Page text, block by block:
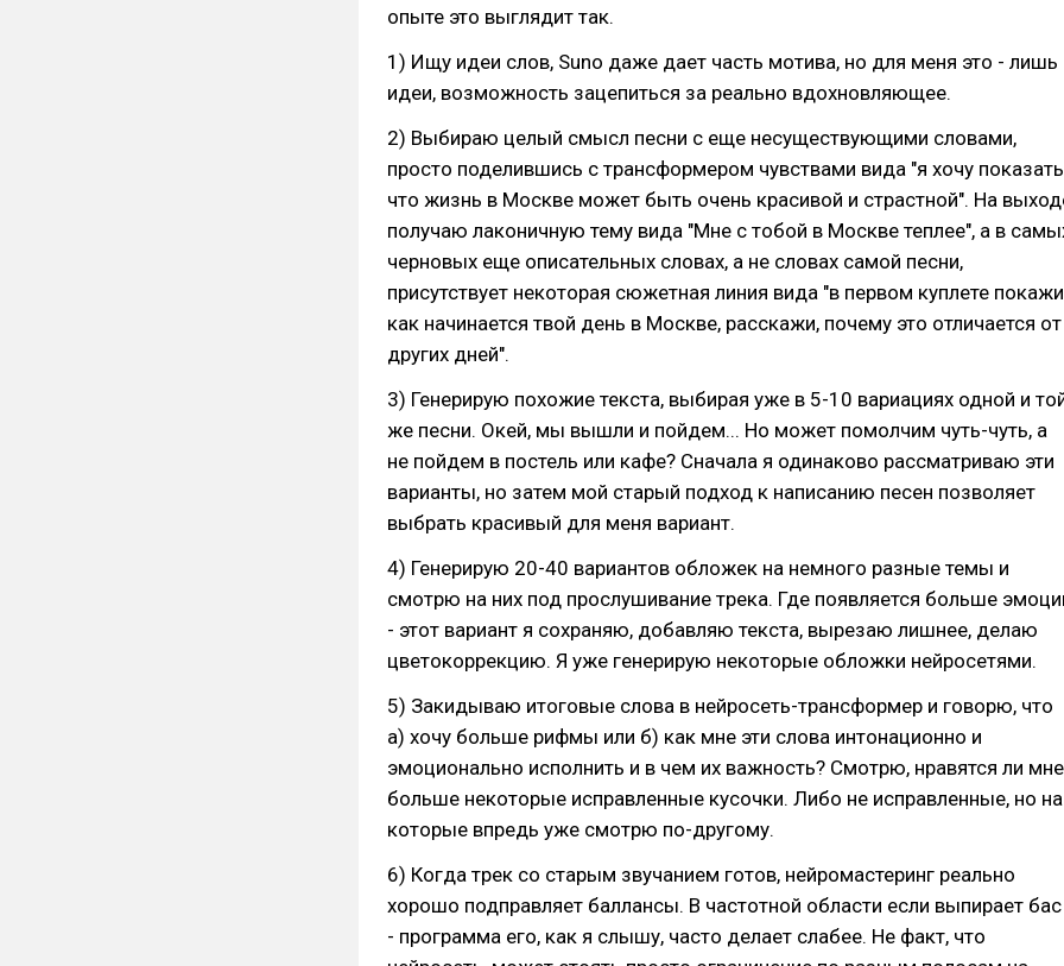
опыте это выглядит так.
1) Ищу идеи слов, Suno даже дает часть мотива, но для меня это - лишь
идеи, возможность зацепиться за реально вдохновляющее.
2) Выбираю целый смысл песни с еще несуществующими словами,
просто поделившись с трансформером чувствами вида "я хочу
что жизнь в Москве может быть очень красивой и страстной". На
получаю лаконичную тему вида "Мне с тобой в Москве теплее", а в
черновых еще описательных словах, а не словах самой песни,
присутствует некоторая сюжетная линия вида "в первом куплете
как начинается твой день в Москве, расскажи, почему это отличается от
других дней".
3) Генерирую похожие текста, выбирая уже в 5-10 вариациях одной и
же песни. Окей, мы вышли и пойдем... Но может помолчим чуть-чуть, а
не пойдем в постель или кафе? Сначала я одинаково рассматриваю эти
варианты, но затем мой старый подход к написанию песен позволяет
выбрать красивый для меня вариант.
4) Генерирую 20-40 вариантов обложек на немного разные темы и
смотрю на них под прослушивание трека. Где появляется больше
- этот вариант я сохраняю, добавляю текста, вырезаю лишнее, делаю
цветокоррекцию. Я уже генерирую некоторые обложки нейросетями.
5) Закидываю итоговые слова в нейросеть-трансформер и говорю, что
а) хочу больше рифмы или б) как мне эти слова интонационно и
эмоционально исполнить и в чем их важность? Смотрю, нравятся ли мне
больше некоторые исправленные кусочки. Либо не исправленные, но на
которые впредь уже смотрю по-другому.
6) Когда трек со старым звучанием готов, нейромастеринг реально
хорошо подправляет баллансы. В частотной области если выпирает бас
- программа его, как я слышу, часто делает слабее. Не факт, что